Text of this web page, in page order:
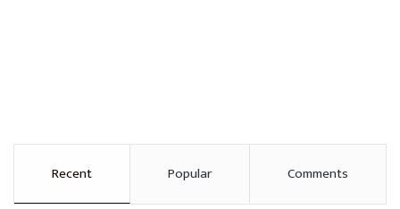
Recent Popular Comments